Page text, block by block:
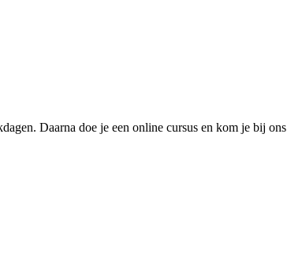
Daarna doe je een online cursus en kom je bij ons